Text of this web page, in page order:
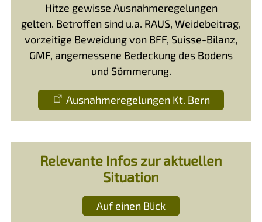
Hitze gewisse Ausnahmeregelungen
gelten. Betroffen sind u.a. RAUS, Weidebeitrag,
vorzeitige Beweidung von BFF, Suisse-Bilanz,
GMF, angemessene Bedeckung des Bodens
und Sömmerung.
Ausnahmeregelungen Kt. Bern
Relevante Infos zur aktuellen
Situation
Auf einen Blick